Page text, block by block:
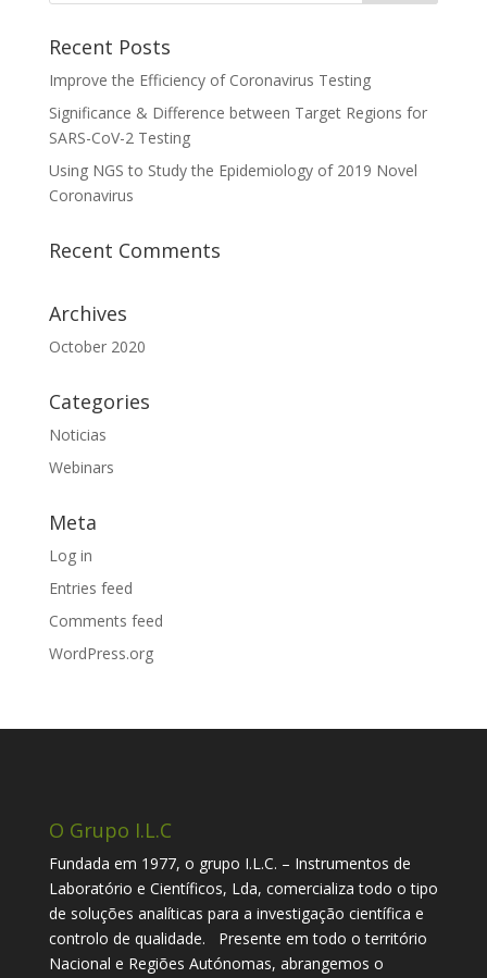
Recent Posts
Improve the Efficiency of Coronavirus Testing
Significance & Difference between Target Regions for
SARS-CoV-2 Testing
Using NGS to Study the Epidemiology of 2019 Novel
Coronavirus
Recent Comments
Archives
October 2020
Categories
Noticias
Webinars
Meta
Log in
Entries feed
Comments feed
WordPress.org
O Grupo I.L.C
Fundada em 1977, o grupo I.L.C. – Instrumentos de
Laboratório e Científicos, Lda, comercializa todo o tipo
de soluções analíticas para a investigação científica e
controlo de qualidade. Presente em todo o território
Nacional e Regiões Autónomas, abrangemos o